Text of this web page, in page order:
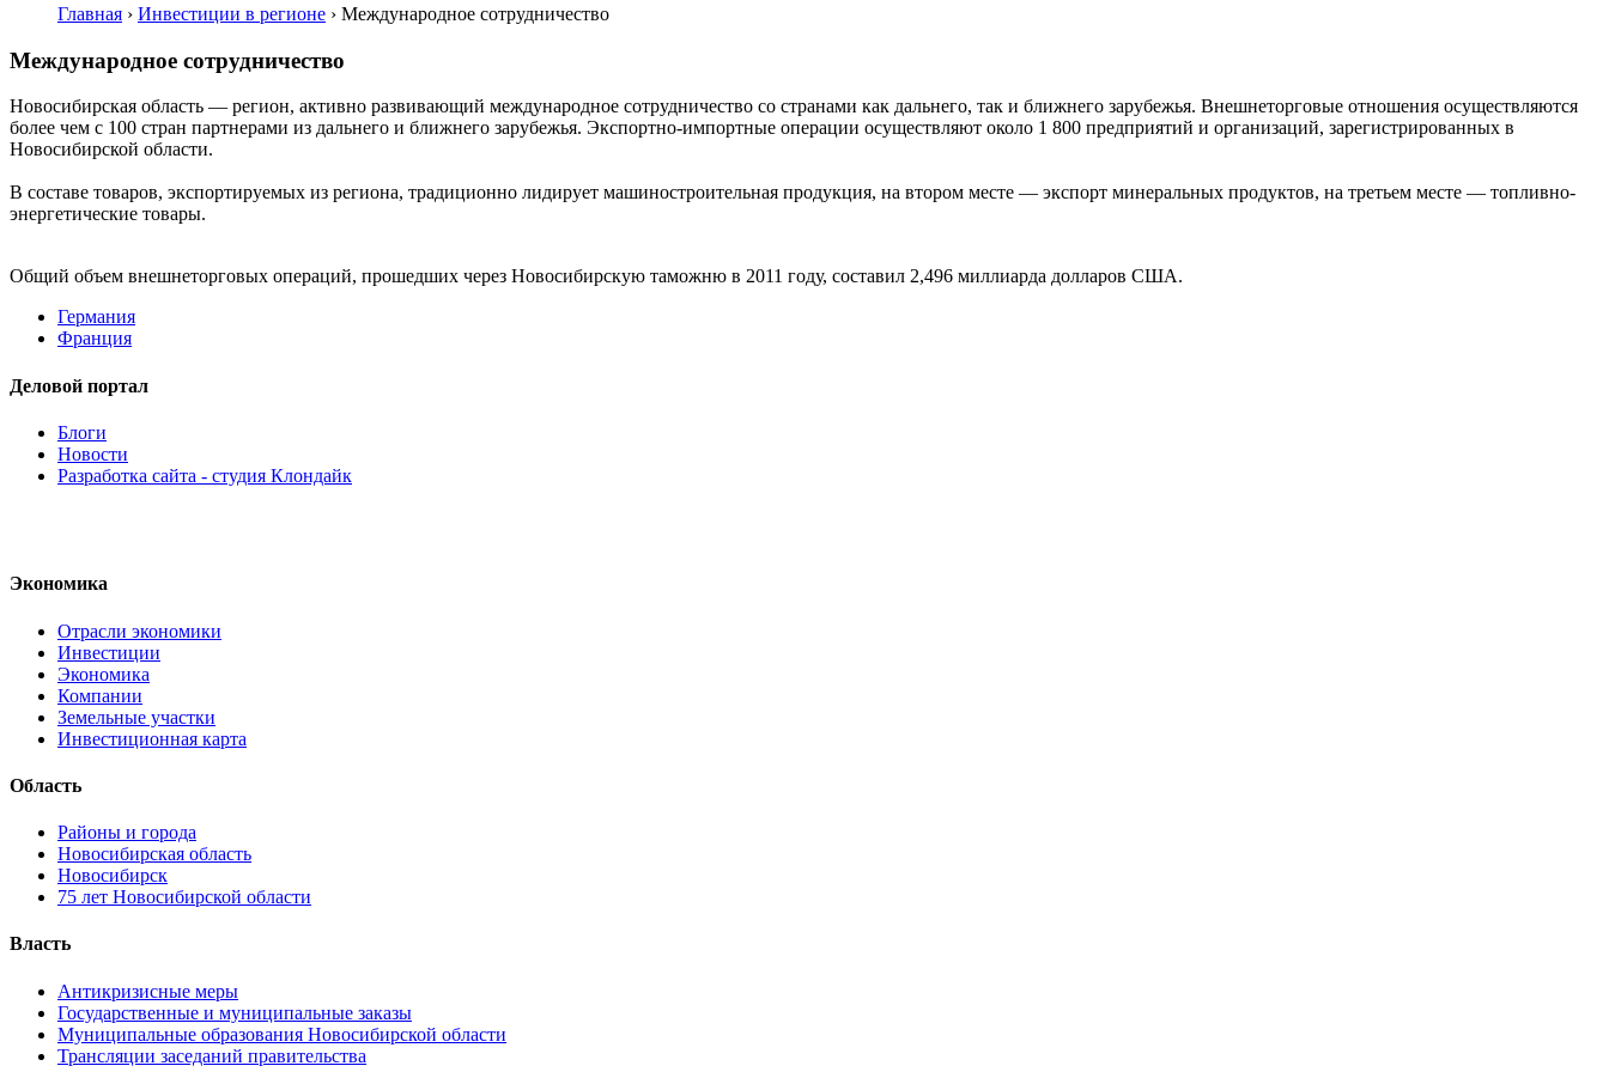
Главная › Инвестиции в регионе › Международное сотрудничество
Международное сотрудничество
Новосибирская область — регион, активно развивающий международное сотрудничество со странами как дальнего, так и ближнего зарубежья. Внешнеторговые отношения осуществляются
более чем с 100 стран партнерами из дальнего и ближнего зарубежья. Экспортно-импортные операции осуществляют около 1 800 предприятий и организаций, зарегистрированных в
Новосибирской области.
В составе товаров, экспортируемых из региона, традиционно лидирует машиностроительная продукция, на втором месте — экспорт минеральных продуктов, на третьем месте — топливно-
энергетические товары.
Общий объем внешнеторговых операций, прошедших через Новосибирскую таможню в 2011 году, составил 2,496 миллиарда долларов США.
Германия
Франция
Деловой портал
Блоги
Новости
Разработка сайта - студия Клондайк
Экономика
Отрасли экономики
Инвестиции
Экономика
Компании
Земельные участки
Инвестиционная карта
Область
Районы и города
Новосибирская область
Новосибирск
75 лет Новосибирской области
Власть
Антикризисные меры
Государственные и муниципальные заказы
Муниципальные образования Новосибирской области
Трансляции заседаний правительства